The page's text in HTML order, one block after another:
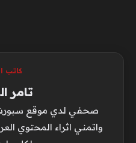
كاتب
تامر
صحفي لدي موقع سبورت
واتمني اثراء المحتوي